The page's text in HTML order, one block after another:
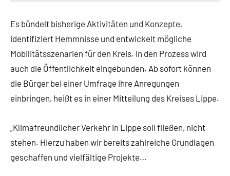
Es bündelt bisherige Aktivitäten und Konzepte,
identifiziert Hemmnisse und entwickelt mögliche
Mobilitätsszenarien für den Kreis. In den Prozess wird
auch die Öffentlichkeit eingebunden. Ab sofort können
die Bürger bei einer Umfrage ihre Anregungen
einbringen, heißt es in einer Mitteilung des Kreises Lippe.
„Klimafreundlicher Verkehr in Lippe soll fließen, nicht
stehen. Hierzu haben wir bereits zahlreiche Grundlagen
geschaffen und vielfältige Projekte…